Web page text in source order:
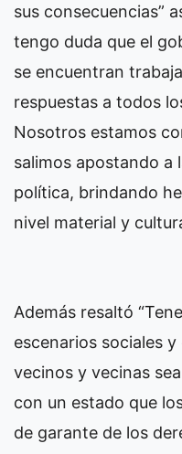
sus consecuencias”
tengo duda que el
se encuentran
respuestas a todos
Nosotros estamos
salimos apostando a
política, brindando
nivel material y
Además resaltó
escenarios sociales
vecinos y vecinas
con un estado que
de garante de los